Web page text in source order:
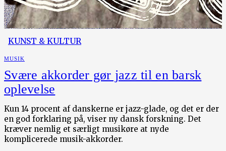
KUNST & KULTUR
MUSIK
Svære akkorder gør jazz til en barsk
oplevelse
Kun 14 procent af danskerne er jazz-glade, og det er der
en god forklaring på, viser ny dansk forskning. Det
kræver nemlig et særligt musikøre at nyde
komplicerede musik-akkorder.